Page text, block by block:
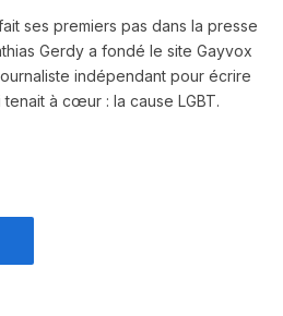
ses premiers pas dans la presse
Gerdy a fondé le site Gayvox
indépendant pour écrire
tenait à cœur : la cause LGBT.